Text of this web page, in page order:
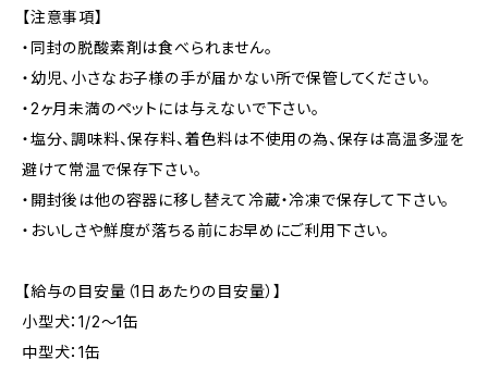
【注意事項】
・同封の脱酸素剤は食べられません。
・幼児、小さなお子様の手が届かない所で保管してください。
・2ヶ月未満のペットには与えないで下さい。
・塩分、調味料、保存料、着色料は不使用の為、保存は高温多湿を
避けて常温で保存下さい。
・開封後は他の容器に移し替えて冷蔵・冷凍で保存して下さい。
・おいしさや鮮度が落ちる前にお早めにご利用下さい。
【給与の目安量（1日あたりの目安量）】
小型犬：1/2～1缶
中型犬：1缶